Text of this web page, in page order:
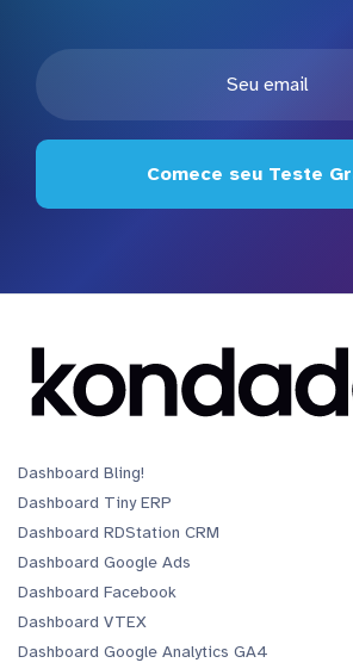
Comece seu Teste
Dashboard Bling!
Dashboard Tiny ERP
Dashboard RDStation CRM
Dashboard Google Ads
Dashboard Facebook
Dashboard VTEX
Dashboard Google Analytics GA4